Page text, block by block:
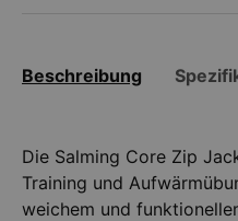
Beschreibung
Die Salming Core Zip
Training und
weichem und